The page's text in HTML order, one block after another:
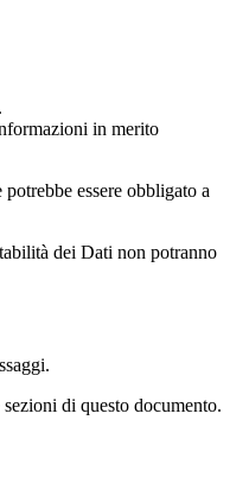
in merito
essere obbligato a
dei Dati non potranno
di questo documento.